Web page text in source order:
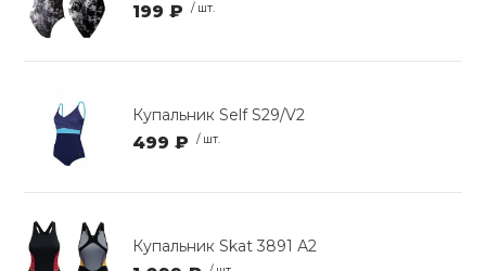
199 ₽ / шт.
Купальник Self S29/V2
499 ₽ / шт.
Купальник Skat 3891 А2